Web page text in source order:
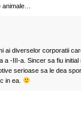
ai diverselor corporatii
a -III-a. Sincer sa fiu initial
serioase sa le dea
in ea.